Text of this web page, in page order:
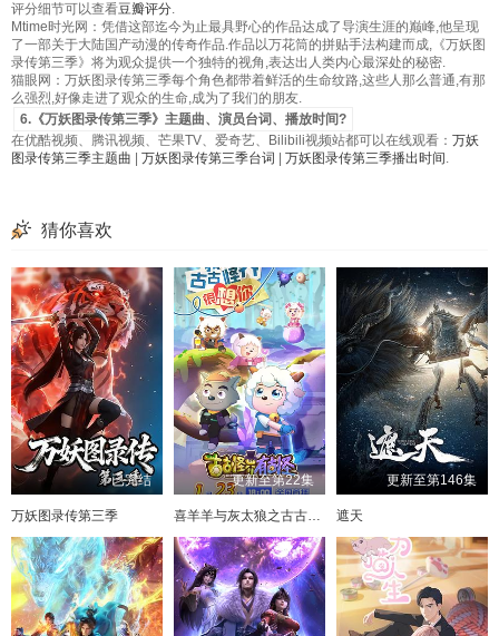
评分细节可以查看豆瓣评分.
Mtime时光网：凭借这部迄今为止最具野心的作品达成了导演生涯的巅峰,他呈现
了一部关于大陆国产动漫的传奇作品.作品以万花筒的拼贴手法构建而成,《万妖图
录传第三季》将为观众提供一个独特的视角,表达出人类内心最深处的秘密.
猫眼网：万妖图录传第三季每个角色都带着鲜活的生命纹路,这些人那么普通,有那
么强烈,好像走进了观众的生命,成为了我们的朋友.
6.《万妖图录传第三季》主题曲、演员台词、播放时间?
在优酷视频、腾讯视频、芒果TV、爱奇艺、Bilibili视频站都可以在线观看： 万妖
图录传第三季主题曲
万妖图录传第三季台词 万妖图录传第三季播出时间 .
猜你喜欢
已完结
万妖图录传第三季
更新至第22集
喜羊羊与灰太狼之古古怪界有古怪
更新至第146集
遮天